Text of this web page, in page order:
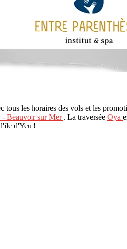
tous les horaires des vols et les
- Beauvoir sur Mer . La traversée Oya
l'ile d'Yeu !